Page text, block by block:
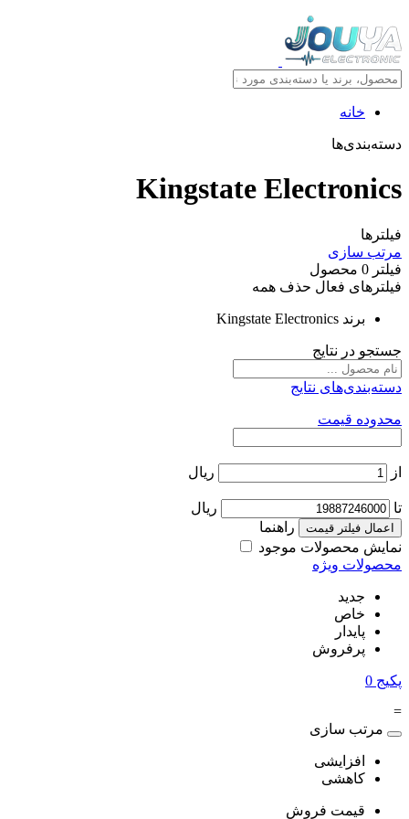
خانه
دسته‌بندی‌ها
Kingstate Electronics
فیلترها
مرتب سازی
فیلتر 0 محصول
فیلترهای فعال حذف همه
برند Kingstate Electronics
جستجو در نتایج
دسته‌بندی‌های نتایج
محدوده قیمت
از ریال
تا ریال
اعمال فیلتر قیمت
راهنما
نمایش محصولات موجود
محصولات ویژه
جدید
خاص
پایدار
پرفروش
پکیج 0
=
مرتب سازی
افزایشی
کاهشی
قیمت فروش